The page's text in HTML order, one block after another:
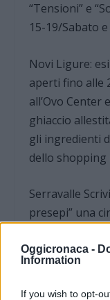
Oggicronaca -
Information
If you wish to opt-
“Tensioni” e
15-19/Sabato
Novi Ligure:
aperti fino alle
all’Ovo
ghiaccio
gli ingredienti
dello shopping
Serravalle
presepi” una
vetrine.
17 dicembre 2011